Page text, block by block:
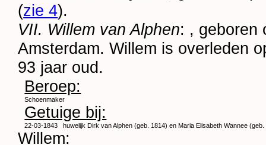
(zie 4).
VII. Willem van Alphen: , geboren
Amsterdam. Willem is overleden
93 jaar oud.
Beroep:
Schoenmaker
Getuige bij:
22-03-1843 huwelijk Dirk van Alphen (geb. 1814) en Maria Elisabeth Wannee (geb.
Willem: